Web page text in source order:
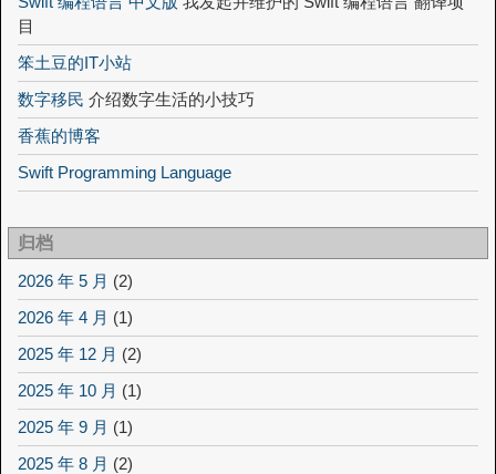
目
笨土豆的IT小站
数字移民 介绍数字生活的小技巧
香蕉的博客
Swift Programming Language
归档
2026 年 5 月 (2)
2026 年 4 月 (1)
2025 年 12 月 (2)
2025 年 10 月 (1)
2025 年 9 月 (1)
2025 年 8 月 (2)